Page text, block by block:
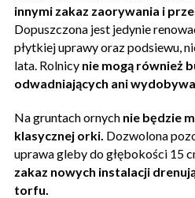
innymi zakaz zaorywania i
Dopuszczona jest jedynie
płytkiej uprawy oraz podsiewu,
lata. Rolnicy nie mogą również
odwadniających ani
Na gruntach ornych nie będzie
klasycznej orki. Dozwolona
uprawa gleby do głębokości 15
zakaz nowych instalacji
torfu.